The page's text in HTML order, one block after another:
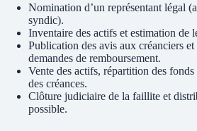
Nomination d’un représentant légal
syndic).
Inventaire des actifs et estimation de
Publication des avis aux créanciers et
demandes de remboursement.
Vente des actifs, répartition des
des créances.
Clôture judiciaire de la faillite et
possible.